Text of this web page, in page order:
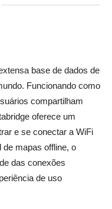
base de dados de
Funcionando como
compartilham
oferece um
e se conectar a WiFi
de mapas offline, o
das conexões
de uso